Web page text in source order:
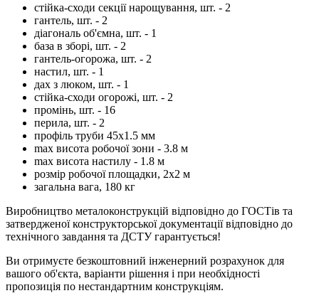
стійка-сходи секції нарощування, шт. - 2
гантель, шт. - 2
діагональ об'ємна, шт. - 1
база в зборі, шт. - 2
гантель-огорожа, шт. - 2
настил, шт. - 1
дах з люком, шт. - 1
стійка-сходи огорожі, шт. - 2
промінь, шт. - 16
перила, шт. - 2
профіль труби 45х1.5 мм
max висота робочої зони - 3.8 м
max висота настилу - 1.8 м
розмір робочої площадки, 2х2 м
загальна вага, 180 кг
Виробництво металоконструкцій відповідно до ГОСТів та
затвердженої конструкторської документації відповідно до
технічного завдання та ДСТУ гарантується!
Ви отримуєте безкоштовний інженерний розрахунок для
вашого об'єкта, варіанти рішення і при необхідності
пропозиція по нестандартним конструкціям.